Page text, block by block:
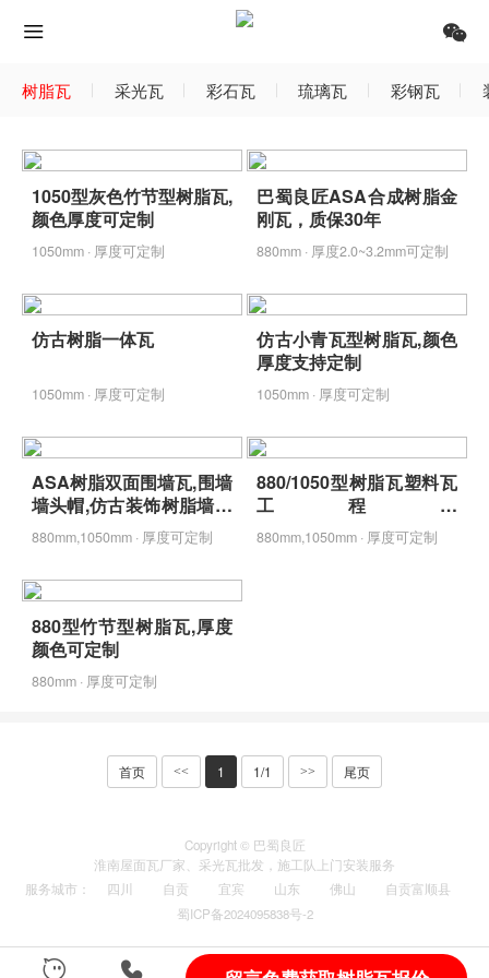
树脂瓦 采光瓦 彩石瓦 琉璃瓦 彩钢瓦
1050型灰色竹节型树脂瓦,
颜色厚度可定制
1050mm · 厚度可定制
巴蜀良匠ASA合成树脂金
刚瓦，质保30年
880mm · 厚度2.0~3.2mm可定制
仿古树脂一体瓦
1050mm · 厚度可定制
仿古小青瓦型树脂瓦,颜色
厚度支持定制
1050mm · 厚度可定制
ASA树脂双面围墙瓦,围墙
墙头帽,仿古装饰树脂墙头
瓦
880mm,1050mm · 厚度可定制
880/1050型树脂瓦塑料瓦
工程款
2.5mm/2.7mm/3.0mm定
制
880mm,1050mm · 厚度可定制
880型竹节型树脂瓦,厚度
颜色可定制
880mm · 厚度可定制
首页 << 1 1/1 >> 尾页
Copyright © 巴蜀良匠
淮南屋面瓦厂家 采光瓦批发，施工队上门安装服务
服务城市 ： 四川 自贡 宜宾 山东 佛山
自贡富顺县
蜀ICP备2024095838号-2